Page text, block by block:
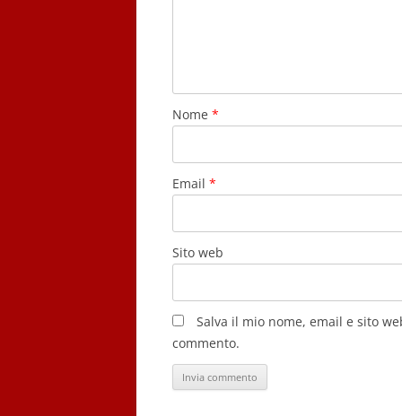
Nome *
Email *
Sito web
Salva il mio nome, email e sito
commento.